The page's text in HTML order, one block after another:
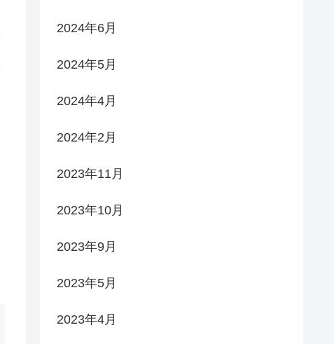
2024年6月
2024年5月
2024年4月
2024年2月
2023年11月
2023年10月
2023年9月
2023年5月
2023年4月